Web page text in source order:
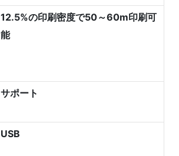
12.5%の印刷密度で50～60m印刷可
能
サポート
USB